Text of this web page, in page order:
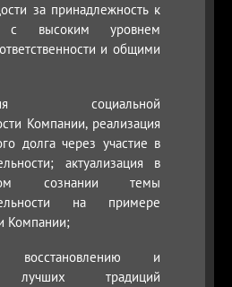
за принадлежность к
с высоким уровнем
и общими
социальной
Компании, реализация
долга через участие в
актуализация в
сознании темы
на примере
Компании;
восстановлению и
лучших традиций